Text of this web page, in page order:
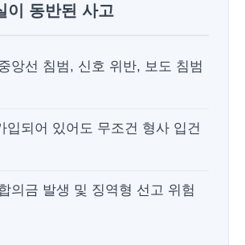
이 동반된 사고
앙선 침범, 신호 위반, 보도 침범
입되어 있어도 무조건 형사 입건
의금 발생 및 징역형 선고 위험